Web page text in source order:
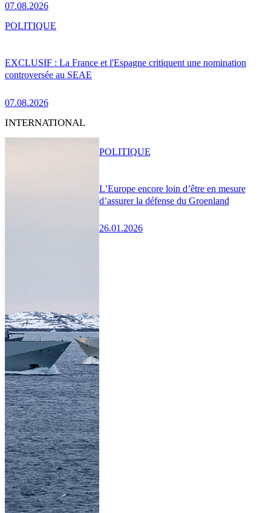
07.08.2026
EXCLUSIF : La France et l'Espagne critiquent une nomination
controversée au SEAE
07.08.2026
POLITIQUE
INTERNATIONAL
L’Europe encore loin d’être en mesure
d’assurer la défense du Groenland
26.01.2026
POLITIQUE